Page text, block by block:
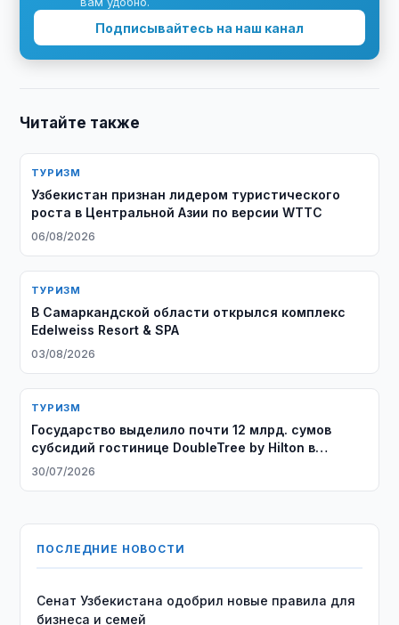
Подписывайтесь на наш канал
Читайте также
ТУРИЗМ
Узбекистан признан лидером туристического
роста в Центральной Азии по версии WTTC
06/08/2026
ТУРИЗМ
В Самаркандской области открылся комплекс
Edelweiss Resort & SPA
03/08/2026
ТУРИЗМ
Государство выделило почти 12 млрд. сумов
субсидий гостинице DoubleTree by Hilton в
Ташкенте
30/07/2026
ПОСЛЕДНИЕ НОВОСТИ
Сенат Узбекистана одобрил новые правила для
бизнеса и семей